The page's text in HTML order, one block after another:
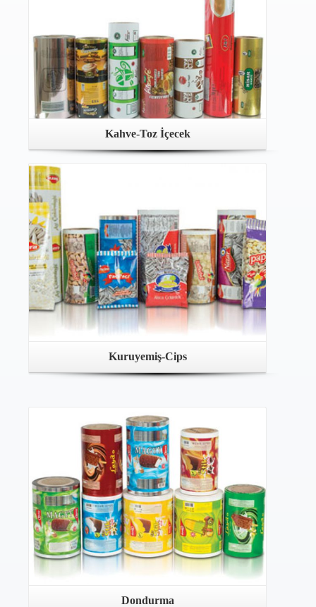
Kahve-Toz İçecek
Kuruyemiş-Cips
Dondurma